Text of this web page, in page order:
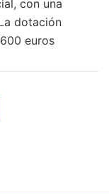
con una
dotación
euros